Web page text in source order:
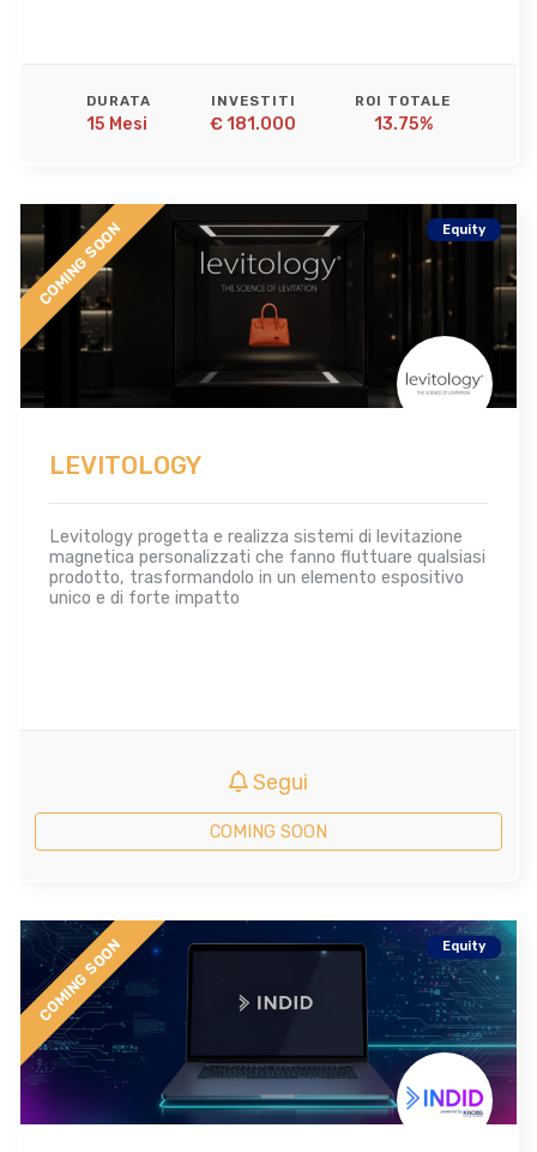
COMING SOON Equity
LEVITOLOGY
Levitology progetta e realizza sistemi di levitazione
magnetica personalizzati che fanno fluttuare qualsiasi
prodotto, trasformandolo in un elemento espositivo
unico e di forte impatto
Segui
COMING SOON
COMING SOON Equity
DURATA
15 Mesi
INVESTITI
€ 181.000
ROI TOTALE
13.75%